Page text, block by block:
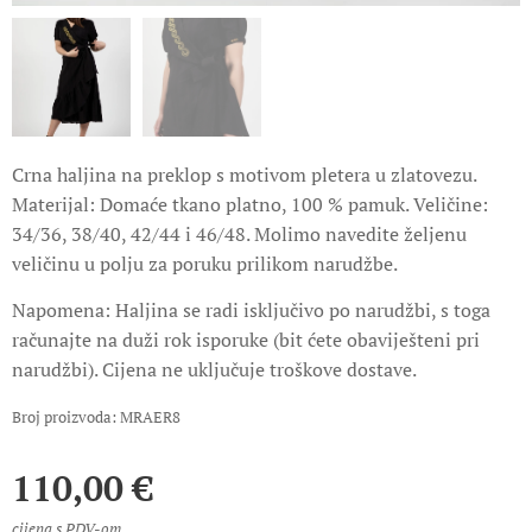
Crna haljina na preklop s motivom pletera u zlatovezu.
Materijal: Domaće tkano platno, 100 % pamuk. Veličine:
34/36, 38/40, 42/44 i 46/48. Molimo navedite željenu
veličinu u polju za poruku prilikom narudžbe.
Napomena: Haljina se radi isključivo po narudžbi, s toga
računajte na duži rok isporuke (bit ćete obaviješteni pri
narudžbi). Cijena ne uključuje troškove dostave.
Broj proizvoda: MRAER8
110,00€